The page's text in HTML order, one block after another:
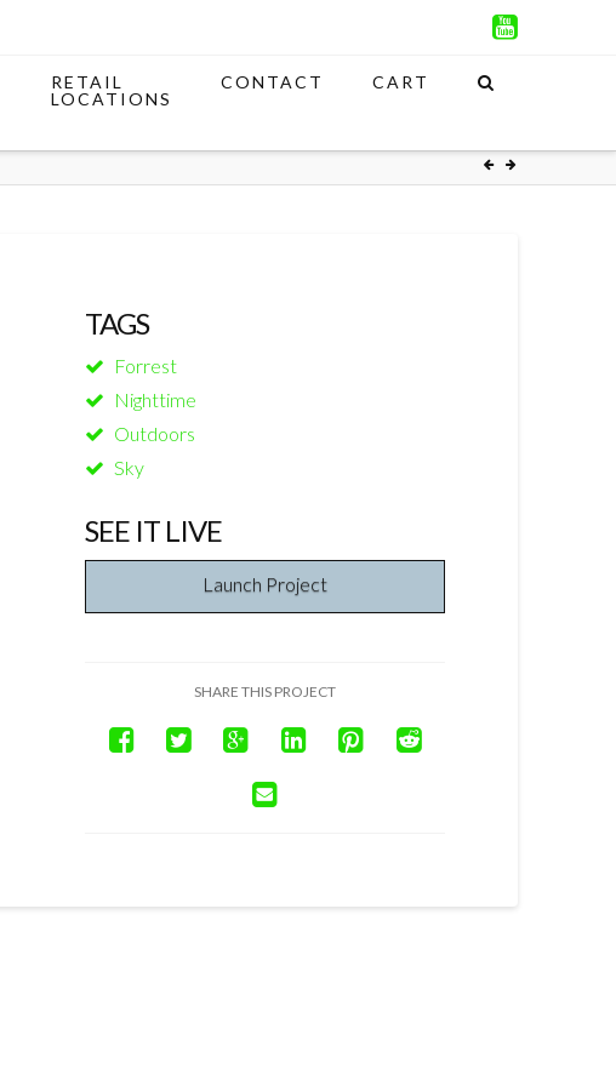
RETAIL
LOCATIONS
CONTACT CART
TAGS
Forrest
Nighttime
Outdoors
Sky
SEE IT LIVE
Launch Project
SHARE THIS PROJECT